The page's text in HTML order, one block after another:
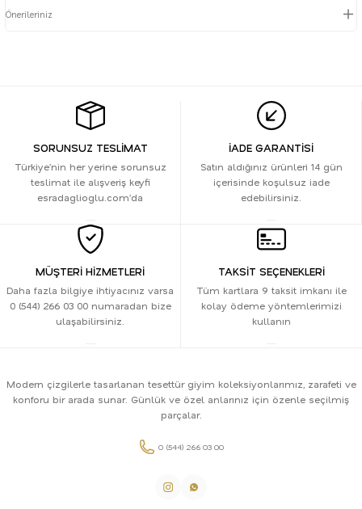
Önerileriniz
SORUNSUZ TESLİMAT
Türkiye’nin her yerine sorunsuz
teslimat ile alışveriş keyfi
esradaglioglu.com’da
İADE GARANTİSİ
Satın aldığınız ürünleri 14 gün
içerisinde koşulsuz iade
edebilirsiniz.
MÜŞTERİ HİZMETLERİ
Daha fazla bilgiye ihtiyacınız varsa
0 (544) 266 03 00 numaradan bize
ulaşabilirsiniz.
TAKSİT SEÇENEKLERİ
Tüm kartlara 9 taksit imkanı ile
kolay ödeme yöntemlerimizi
kullanın
Modern çizgilerle tasarlanan tesettür giyim koleksiyonlarımız, zarafeti ve
konforu bir arada sunar. Günlük ve özel anlarınız için özenle seçilmiş
parçalar.
0 (544) 266 03 00